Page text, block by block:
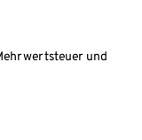
und